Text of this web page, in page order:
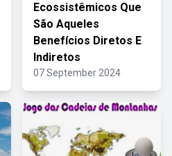
Ecossistêmicos Que
São Aqueles
Benefícios Diretos E
Indiretos
07 September 2024